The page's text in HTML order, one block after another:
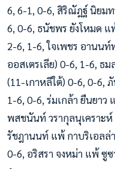
6, 6-1, 0-6, สิริณัฎฐ์ นิยม
6, 0-6, ธนัชพร ยังโหมด
2-6, 1-6, ใจเพชร อานน
ออสเตรเลีย) 0-6, 1-6, ธ
(11-เกาหลีใต้) 0-6, 0-6,
1-6, 0-6, ร่มเกล้า ยืนยา
พสชนันท์ วรากุลนุเคราะ
รัชฎานนท์ แพ้ กาบริเอลล่
0-6, อริสรา จงหม่า แพ้ ซูซ